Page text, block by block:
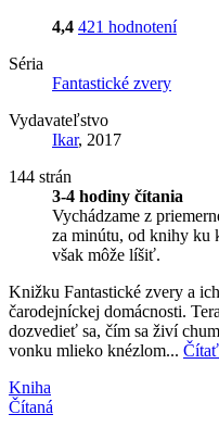
4,4 421 hodnotení
Séria
Fantastické zvery
Vydavateľstvo
Ikar, 2017
144 strán
3-4 hodiny čítania
Vychádzame z
za minútu, od knihy ku
však môže líšiť.
Knižku Fantastické zvery a
čarodejníckej domácnosti.
dozvedieť sa, čím sa živí
vonku mlieko knézlom...
Kniha
Čítaná